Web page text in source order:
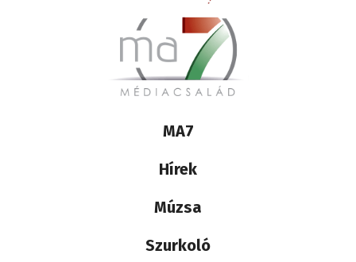
Lábléc
médiacsalád
MA7
Hírek
Múzsa
Szurkoló